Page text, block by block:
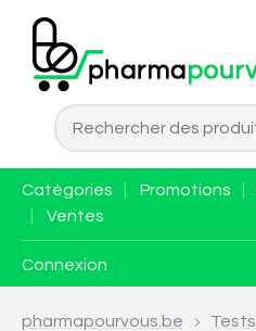
Catégories Promotions
Ventes
Connexion
pharmapourvous.be > Tests